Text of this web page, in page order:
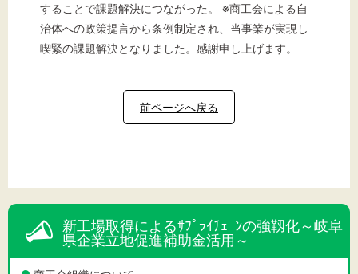
新工場取得によるｻﾌﾟﾗｲﾁｪｰﾝの強靱化～岐阜
県企業立地促進補助金活用～
することで課題解決につながった。 ※商工会による自
治体への政策提言から条例制定され、当事業が実現し
喫緊の課題解決となりました。感謝申し上げます。
前ページへ戻る